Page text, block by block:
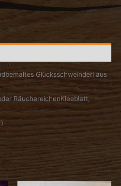
Glücksschweinderl aus
RäuchereichenKleeblatt,